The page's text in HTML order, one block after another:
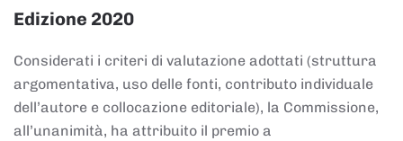
Edizione 2020
Considerati i criteri di valutazione adottati (struttura
argomentativa, uso delle fonti, contributo individuale
dell’autore e collocazione editoriale), la Commissione,
all’unanimità, ha attribuito il premio a